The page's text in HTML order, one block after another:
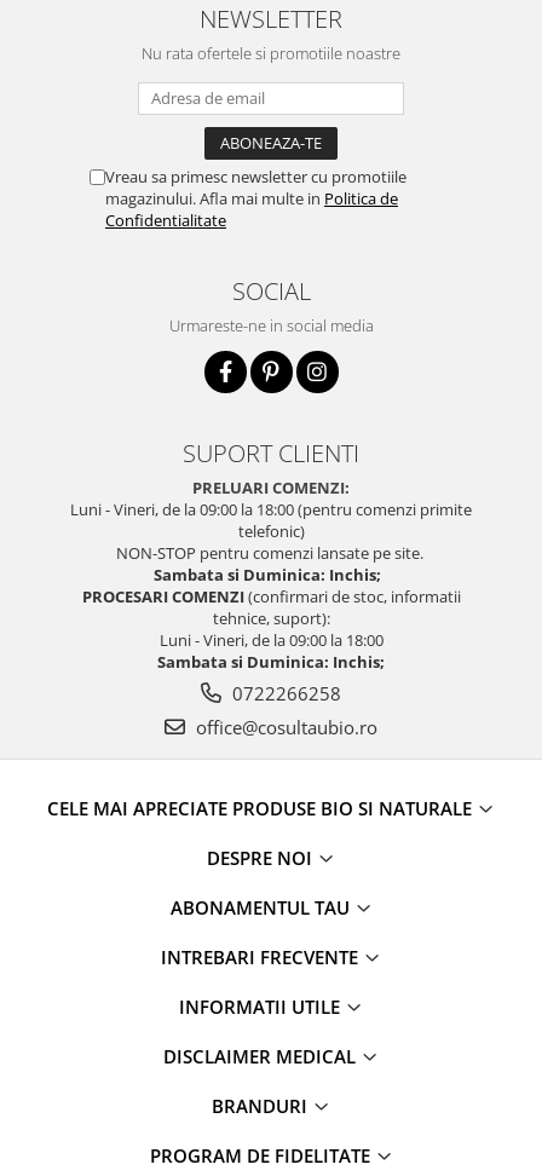
NEWSLETTER
Nu rata ofertele si promotiile noastre
Vreau sa primesc newsletter cu promotiile
magazinului. Afla mai multe in Politica de
Confidentialitate
SOCIAL
Urmareste-ne in social media
SUPORT CLIENTI
PRELUARI COMENZI:
Luni - Vineri, de la 09:00 la 18:00 (pentru comenzi primite
telefonic)
NON-STOP pentru comenzi lansate pe site.
Sambata si Duminica: Inchis;
PROCESARI COMENZI(confirmari de stoc, informatii
tehnice, suport):
Luni - Vineri, de la 09:00 la 18:00
Sambata si Duminica: Inchis;
0722266258
office@cosultaubio.ro
CELE MAI APRECIATE PRODUSE BIO SI NATURALE
DESPRE NOI
ABONAMENTUL TAU
INTREBARI FRECVENTE
INFORMATII UTILE
DISCLAIMER MEDICAL
BRANDURI
PROGRAM DE FIDELITATE